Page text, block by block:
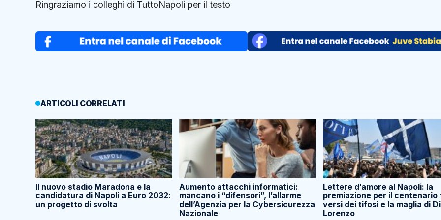
Ringraziamo i colleghi di TuttoNapoli per il testo
ARTICOLI CORRELATI
Il nuovo stadio Maradona e la
candidatura di Napoli a Euro 2032:
un progetto di svolta
Aumento attacchi informatici:
mancano i “difensori”, l’allarme
dell’Agenzia per la Cybersicurezza
Nazionale
Lettere d’amore al Napoli: la
premiazione per il centenario
versi dei tifosi e la maglia di Di
Lorenzo